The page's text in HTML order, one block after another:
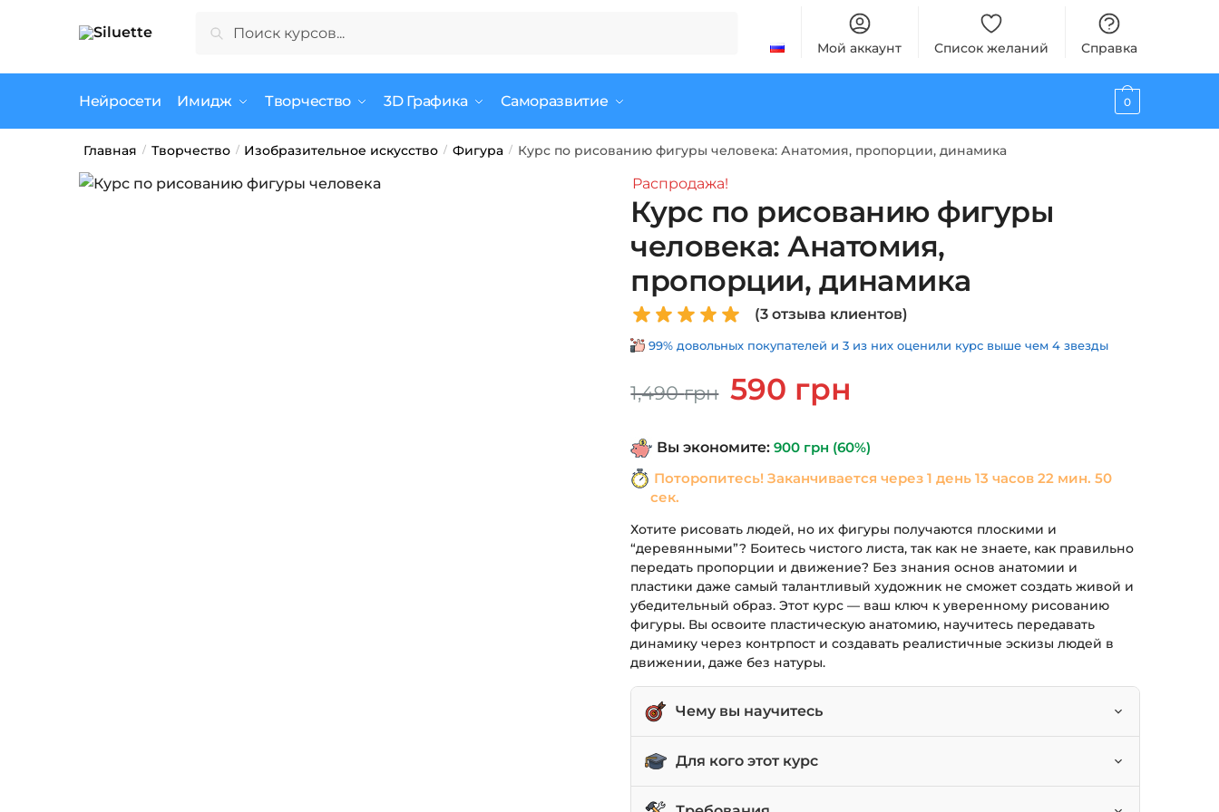
Поиск
Мой аккаунт Список желаний Справка
Нейросети Имидж Творчество 3D Графика Саморазвитие 0
Главная / Творчество / Изобразительное искусство / Фигура / Курс по рисованию фигуры человека: Анатомия, пропорции, динамика
Распродажа!
Курс по рисованию фигуры
человека: Анатомия,
пропорции, динамика
(3 отзыва клиентов)
99% довольных покупателей и 3 из них оценили курс выше чем 4 звезды
1,490грн
Первоначальная
цена
1,490 грн.
590 грн
Вы экономите:900 грн (60%)
Поторопитесь! Заканчивается через1 день 13 часов 22 мин. 49
сек.
Хотите рисовать людей, но их фигуры получаются плоскими и
“деревянными”? Боитесь чистого листа, так как не знаете, как правильно
передать пропорции и движение? Без знания основ анатомии и
пластики даже самый талантливый художник не сможет создать живой и
убедительный образ. Этот курс — ваш ключ к уверенному рисованию
фигуры. Вы освоите пластическую анатомию, научитесь передавать
динамику через контрпост и создавать реалистичные эскизы людей в
движении, даже без натуры.
Чему вы научитесь
Понимать и применять основы пластической анатомии в
Рисовать пропорциональные фигуры (мужские, женские,
Для кого этот курс
Начинающих художников, которые хотят освоить рисование